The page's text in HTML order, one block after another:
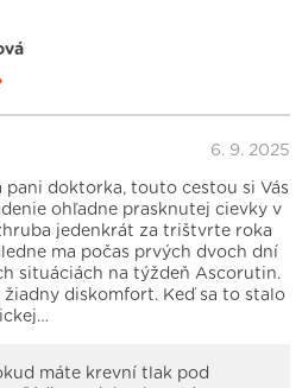
6. 9. 2025
pani doktorka, touto cestou si Vás
ohľadne prasknutej cievky v
jedenkrát za trištvrte roka
ma počas prvých dvoch dní
situáciách na týždeň Ascorutin.
žiadny diskomfort. Keď sa to stalo
máte krevní tlak pod